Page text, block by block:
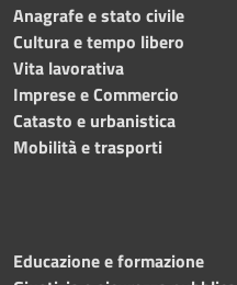
Anagrafe e stato civile
Cultura e tempo libero
Vita lavorativa
Imprese e Commercio
Catasto e urbanistica
Mobilità e trasporti
Educazione e formazione